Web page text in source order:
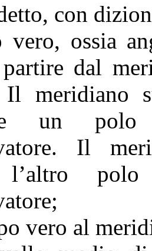
con
ossia
dal
meridiano
un
Il
l’altro
vero al